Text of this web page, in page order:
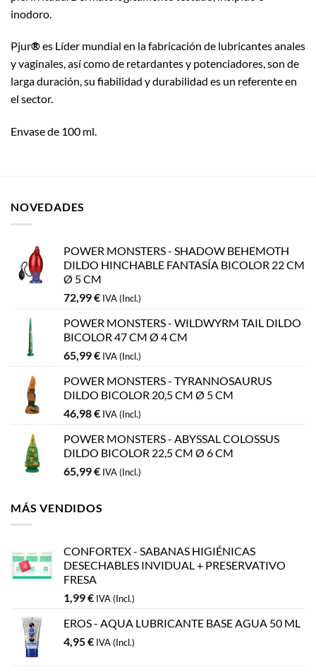
inodoro.
Pjur®es Líder mundial en la fabricación de lubricantes anales
y vaginales, así como de retardantes y potenciadores, son de
larga duración, su fiabilidad y durabilidad es un referente en
el sector.
Envase de 100 ml.
NOVEDADES
POWER MONSTERS - SHADOW BEHEMOTH
DILDO HINCHABLE FANTASÍA BICOLOR 22 CM
Ø 5 CM
72,99€ IVA (Incl.)
POWER MONSTERS - WILDWYRM TAIL DILDO
BICOLOR 47 CM Ø 4 CM
65,99€ IVA (Incl.)
POWER MONSTERS - TYRANNOSAURUS
DILDO BICOLOR 20,5 CM Ø 5 CM
46,98€ IVA (Incl.)
POWER MONSTERS - ABYSSAL COLOSSUS
DILDO BICOLOR 22,5 CM Ø 6 CM
65,99€ IVA (Incl.)
MÁS VENDIDOS
CONFORTEX - SABANAS HIGIÉNICAS
DESECHABLES INVIDUAL + PRESERVATIVO
FRESA
1,99€ IVA (Incl.)
EROS - AQUA LUBRICANTE BASE AGUA 50 ML
4,95€ IVA (Incl.)